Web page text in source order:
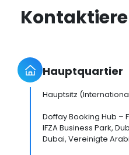
Hauptquartier
Hauptsitz
Doffay Booking Hub –
IFZA Business Park,
Dubai, Vereinigte